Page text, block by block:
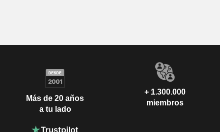
Más de 20 años
a tu lado
+ 1.300.000
miembros